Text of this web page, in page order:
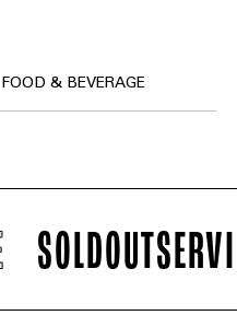
FOOD & BEVERAGE